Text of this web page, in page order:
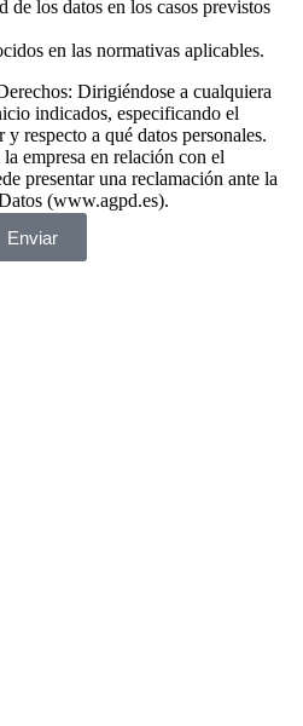
de los datos en los casos previstos
en las normativas aplicables.
Dirigiéndose a cualquiera
indicados, especificando el
respecto a qué datos personales.
empresa en relación con el
presentar una reclamación ante la
(www.agpd.es).
Enviar